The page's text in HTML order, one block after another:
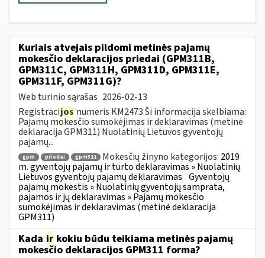
Kuriais atvejais pildomi metinės pajamų
mokesčio deklaracijos priedai (GPM311B,
GPM311C, GPM311H, GPM311D, GPM311E,
GPM311F, GPM311G)?
Web turinio sąrašas 2026-02-13
Registracijos numeris KM2473 Ši informacija skelbiama:
Pajamų mokesčio sumokėjimas ir deklaravimas (metinė
deklaracija GPM311) Nuolatinių Lietuvos gyventojų
pajamų...
gpm priedai gpm311 Mokesčių žinyno kategorijos: 2019
m. gyventojų pajamų ir turto deklaravimas » Nuolatinių
Lietuvos gyventojų pajamų deklaravimas Gyventojų
pajamų mokestis » Nuolatinių gyventojų samprata,
pajamos ir jų deklaravimas » Pajamų mokesčio
sumokėjimas ir deklaravimas (metinė deklaracija
GPM311)
Kada ir kokiu būdu teikiama metinės pajamų
mokesčio deklaracijos GPM311 forma?